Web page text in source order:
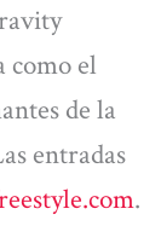
como el
de la
entradas
.